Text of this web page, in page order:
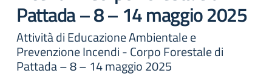
Pattada – 8 – 14 maggio 2025
Attività di Educazione Ambientale e
Prevenzione Incendi - Corpo Forestale di
Pattada – 8 – 14 maggio 2025